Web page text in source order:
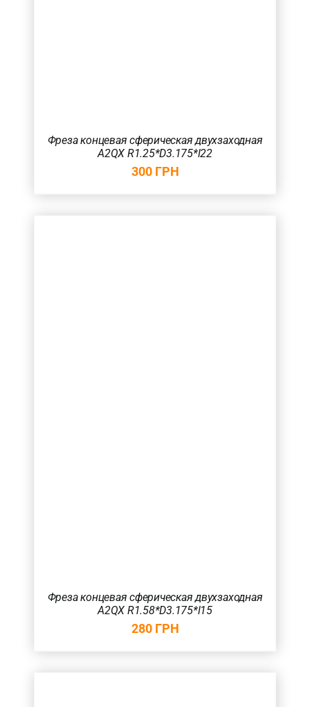
Фреза концевая сферическая двухзаходная
A2QX R1.25*D3.175*l22
300 ГРН
Фреза концевая сферическая двухзаходная
A2QX R1.58*D3.175*l15
280 ГРН